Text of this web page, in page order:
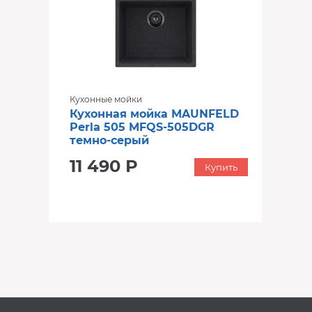
Кухонные мойки
Кухонная мойка MAUNFELD
Perla 505 MFQS-505DGR
темно-серый
11 490 Р Купить